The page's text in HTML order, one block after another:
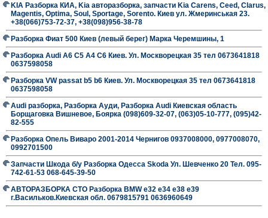
KIA Разборка КИА, Kia авторазборка, запчасти Kia Carens, Ceed, Clarus,
Magentis, Optima, Soul, Sportage, Sorento. Киев ул. Жмеринськая 23.
+38(066)753-72-37, +38(098)956-38-78
Разборка Фиат 500 Киев (левый берег) Марка Черемшины, 1
Разборка Audi A6 C5 A4 C6 Киев. Ул. Москворецкая 35 тел 0673641818
0637598058
Разборка VW passat b5 b6 Киев. Ул. Москворецкая 35 тел 0673641818
0637598058
Audi разборка, Разборка Ауди, Разборка Audi Киевская область
Борщаговка Вишневое, Боярка (098)609-32-07, (063)05-10-777, (095)42-
82-555
Разборка Опель Виваро 2001-2014 Чернигов 0937008000, 0977008070,
0992701500
Запчасти Шкода б/у Разборка Одесса Skoda Ул. Шевченко 20 Тел. 095-
742-61-53 068-645-39-50
АВТОРАЗБОРКА СТО Разборка BMW е32 е34 е38 е39
г.Васильков.Киевская обл. 0679815791 0636960649